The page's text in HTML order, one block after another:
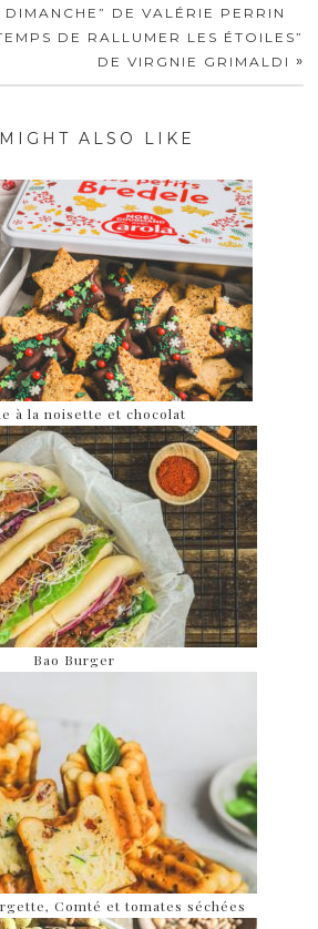
DE VALÉRIE PERRIN
DE RALLUMER LES ÉTOILES”
DE VIRGNIE GRIMALDI »
ALSO LIKE
à la noisette et chocolat
Bao Burger
Comté et tomates séchées